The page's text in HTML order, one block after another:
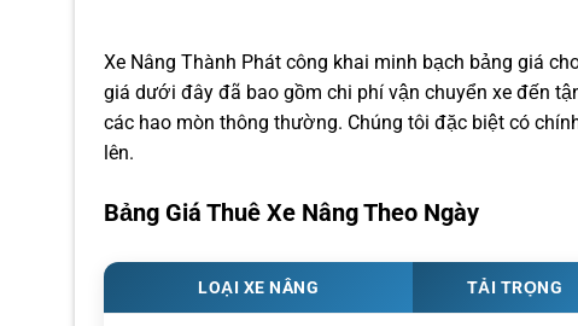
Xe Nâng Thành Phát công khai minh bạch bảng giá
giá dưới đây đã bao gồm chi phí vận chuyển xe đến
các hao mòn thông thường. Chúng tôi đặc biệt có
lên.
Bảng Giá Thuê Xe Nâng Theo Ngày
LOẠI XE NÂNG TẢI TRỌNG